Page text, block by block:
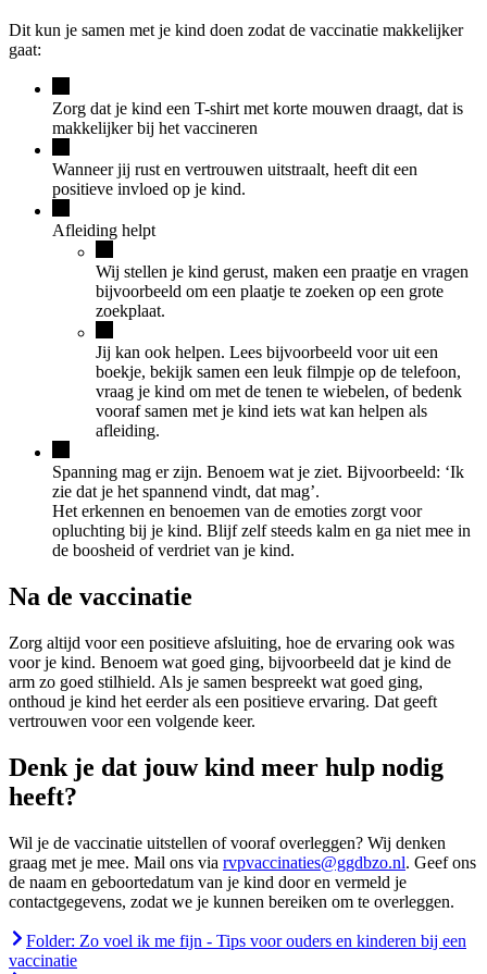
Dit kun je samen met je kind doen zodat de vaccinatie makkelijker
gaat:
Zorg dat je kind een T-shirt met korte mouwen draagt, dat is
makkelijker bij het vaccineren
Wanneer jij rust en vertrouwen uitstraalt, heeft dit een
positieve invloed op je kind.
Afleiding helpt
Wij stellen je kind gerust, maken een praatje en vragen
bijvoorbeeld om een plaatje te zoeken op een grote
zoekplaat.
Jij kan ook helpen. Lees bijvoorbeeld voor uit een
boekje, bekijk samen een leuk filmpje op de telefoon,
vraag je kind om met de tenen te wiebelen, of bedenk
vooraf samen met je kind iets wat kan helpen als
afleiding.
Spanning mag er zijn. Benoem wat je ziet. Bijvoorbeeld: ‘Ik
zie dat je het spannend vindt, dat mag’.
Het erkennen en benoemen van de emoties zorgt voor
opluchting bij je kind. Blijf zelf steeds kalm en ga niet mee in
de boosheid of verdriet van je kind.
Na de vaccinatie
Zorg altijd voor een positieve afsluiting, hoe de ervaring ook was
voor je kind. Benoem wat goed ging, bijvoorbeeld dat je kind de
arm zo goed stilhield. Als je samen bespreekt wat goed ging,
onthoud je kind het eerder als een positieve ervaring. Dat geeft
vertrouwen voor een volgende keer.
Denk je dat jouw kind meer hulp nodig
heeft?
Wil je de vaccinatie uitstellen of vooraf overleggen? Wij denken
graag met je mee. Mail ons via rvpvaccinaties@ggdbzo.nl. Geef ons
de naam en geboortedatum van je kind door en vermeld je
contactgegevens, zodat we je kunnen bereiken om te overleggen.
Folder: Zo voel ik me fijn - Tips voor ouders en kinderen bij een
vaccinatie